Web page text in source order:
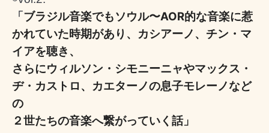
「ブラジル音楽でもソウル〜AOR的な音楽に惹
かれていた時期があり、カシアーノ、チン・マ
イアを聴き、
さらにウィルソン・シモニーニャやマックス・
ヂ・カストロ、カエターノの息子モレーノなど
の
２世たちの音楽へ繋がっていく話」